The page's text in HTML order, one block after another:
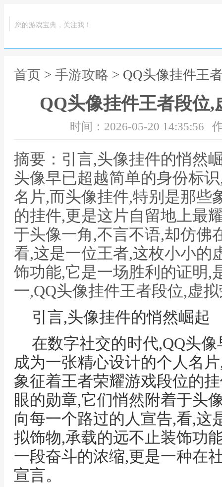
您的游戏宝典，关注我！
首页 > 手游攻略 > QQ头像挂件王
QQ头像挂件王者段位
时间：2026-05-20 14:35:56
摘要：引言,头像挂件的悄然
头像早已超越简单的身份标
名片,而头像挂件,特别是那些
的挂件,更是这片自留地上最
于头像一角,不言不语,却仿佛
看,这是一位王者,这枚小小的
饰功能,它是一场胜利的证明,
一,QQ头像挂件王者段位,虚
引言,头像挂件的悄然崛起
在数字社交的时代,QQ头
成为一张精心设计的个人名
象征着王者荣耀游戏段位的
眼的勋章,它们悄然附着于头
向每一个路过的人宣告,看,这
拟饰物,承载的远不止装饰功
一段奋斗的浓缩,更是一种在
宣言。